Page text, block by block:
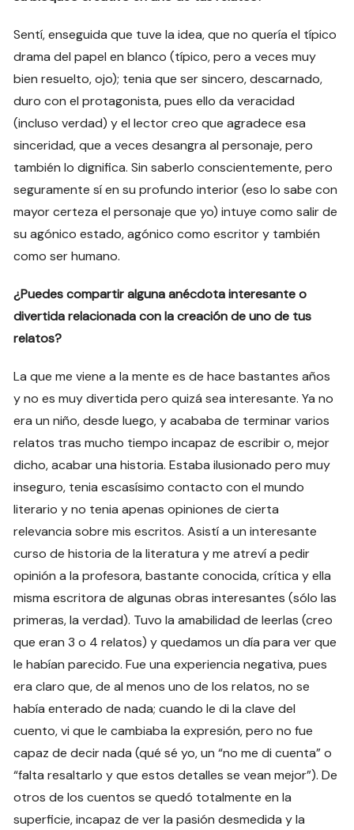
Sentí, enseguida que tuve la idea, que no quería el típico
drama del papel en blanco (típico, pero a veces muy
bien resuelto, ojo); tenia que ser sincero, descarnado,
duro con el protagonista, pues ello da veracidad
(incluso verdad) y el lector creo que agradece esa
sinceridad, que a veces desangra al personaje, pero
también lo dignifica. Sin saberlo conscientemente, pero
seguramente sí en su profundo interior (eso lo sabe con
mayor certeza el personaje que yo) intuye como salir de
su agónico estado, agónico como escritor y también
como ser humano.
¿Puedes compartir alguna anécdota interesante o
divertida relacionada con la creación de uno de tus
relatos?
La que me viene a la mente es de hace bastantes años
y no es muy divertida pero quizá sea interesante. Ya no
era un niño, desde luego, y acababa de terminar varios
relatos tras mucho tiempo incapaz de escribir o, mejor
dicho, acabar una historia. Estaba ilusionado pero muy
inseguro, tenia escasísimo contacto con el mundo
literario y no tenia apenas opiniones de cierta
relevancia sobre mis escritos. Asistí a un interesante
curso de historia de la literatura y me atreví a pedir
opinión a la profesora, bastante conocida, crítica y ella
misma escritora de algunas obras interesantes (sólo las
primeras, la verdad). Tuvo la amabilidad de leerlas (creo
que eran 3 o 4 relatos) y quedamos un día para ver que
le habían parecido. Fue una experiencia negativa, pues
era claro que, de al menos uno de los relatos, no se
había enterado de nada; cuando le di la clave del
cuento, vi que le cambiaba la expresión, pero no fue
capaz de decir nada (qué sé yo, un “no me di cuenta” o
“falta resaltarlo y que estos detalles se vean mejor”). De
otros de los cuentos se quedó totalmente en la
superficie, incapaz de ver la pasión desmedida y la